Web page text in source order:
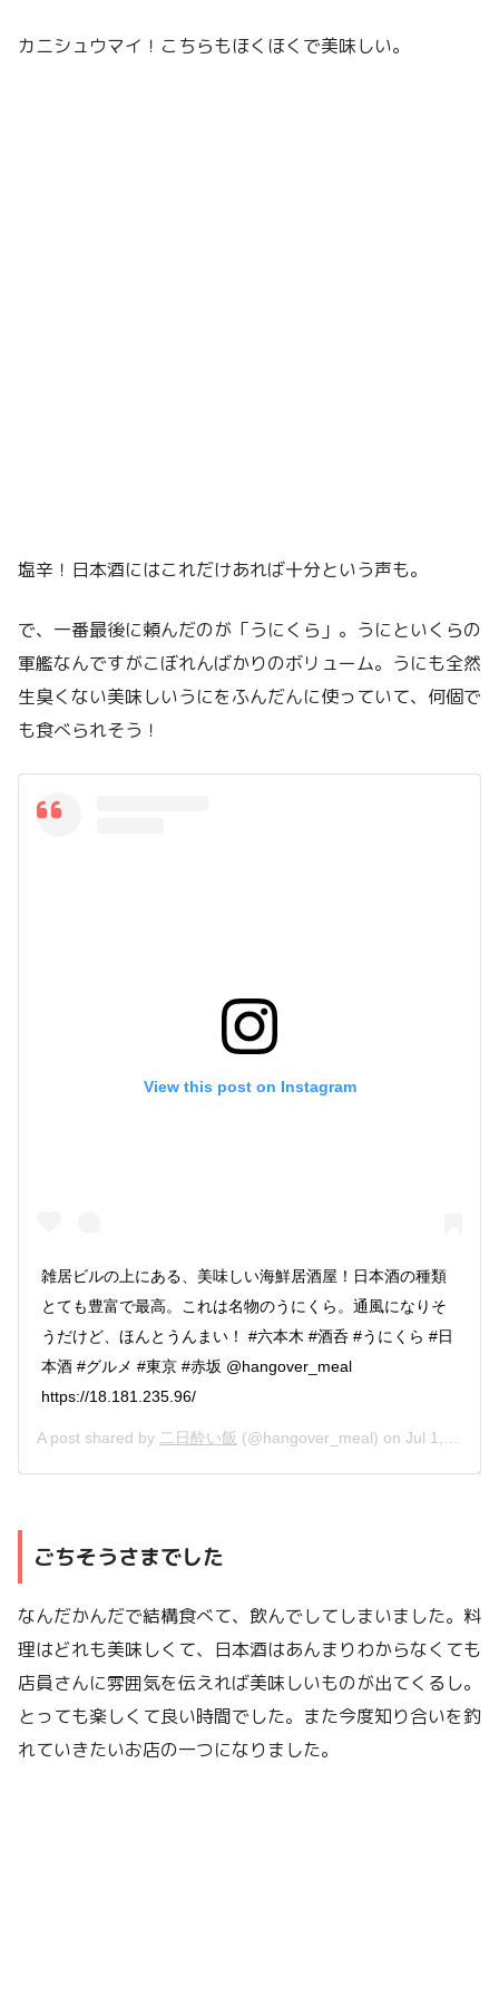
カニシュウマイ！こちらもほくほくで美味しい。
塩辛！日本酒にはこれだけあれば十分という声も。
で、一番最後に頼んだのが「うにくら」。うにといくらの
軍艦なんですがこぼれんばかりのボリューム。うにも全然
生臭くない美味しいうにをふんだんに使っていて、何個で
も食べられそう！
View this post on Instagram
雑居ビルの上にある、美味しい海鮮居酒屋！日本酒の種類
とても豊富で最高。これは名物のうにくら。通風になりそ
うだけど、ほんとうんまい！ #六本木 #酒呑 #うにくら #日
本酒 #グルメ #東京 #赤坂 @hangover_meal
https://18.181.235.96/
A post shared by 二日酔い飯 (@hangover_meal) on Jul 1, 2019 at 10:18pm PDT
ごちそうさまでした
なんだかんだで結構食べて、飲んでしてしまいました。料
理はどれも美味しくて、日本酒はあんまりわからなくても
店員さんに雰囲気を伝えれば美味しいものが出てくるし。
とっても楽しくて良い時間でした。また今度知り合いを釣
れていきたいお店の一つになりました。